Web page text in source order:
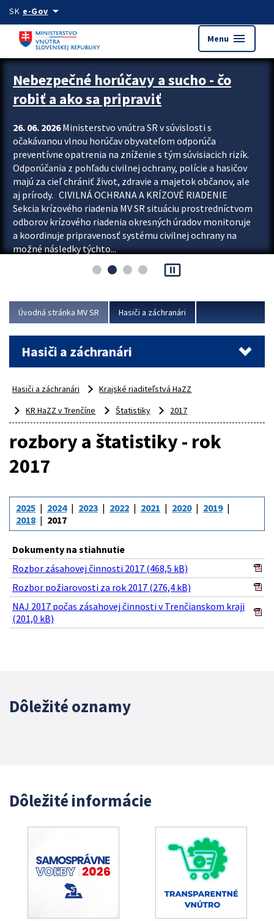
Preskocit na hlavný obsah
SK e-Govarrow_drop_down
Menu menu
Zastavit automatický posun upútavok
Nebezpečné horúčavy a sucho - čo
robiť a ako sa pripraviť
26. 06. 2026Ministerstvo vnútra SR v súvislosti s
očakávanou vlnou horúčav obyvateľom odporúča
preventívne opatrenia na zníženie s tým súvisiacich rizík.
Odporúčania z pohľadu civilnej ochrany, polície a hasičov
majú za cieľ chrániť život, zdravie a majetok občanov, ale
aj prírody. CIVILNÁ OCHRANA A KRÍZOVÉ RIADENIE
Sekcia krízového riadenia MV SR situáciu prostredníctvom
odborov krízového riadenia okresných úradov monitoruje
a koordinuje pripravenosť systému civilnej ochrany na
možné následky týchto...
pause_presentation
Úvodná stránka MV SR Hasiči a záchranári
Hasiči a záchranári
Hasiči a záchranári
Krajské riaditeľstvá HaZZ
KR HaZZ v Trenčíne
Štatistiky 2017
rozbory a štatistiky - rok
2017
2025 2024 2023 2022 2021 2020
2019
2018
2017
Dokumenty na stiahnutie
Rozbor zásahovej činnosti 2017 (468,5 kB)
Rozbor požiarovosti za rok 2017 (276,4 kB)
NAJ 2017 počas zásahovej činnosti v Trenčianskom kraji
(201,0 kB)
Dôležité oznamy
Dôležité informácie